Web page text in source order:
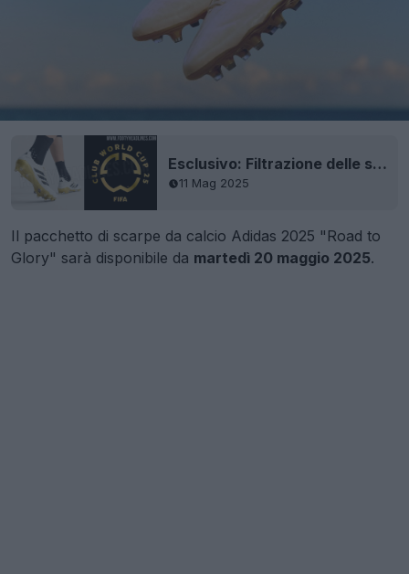
Esclusivo: Filtrazione delle scarpe Adidas Copa Pure 3 "Road to Glory" per la Coppa del Mondo per Club FIFA
11 Mag 2025
Il pacchetto di scarpe da calcio Adidas 2025 "Road to
Glory" sarà disponibile da martedì 20 maggio 2025.